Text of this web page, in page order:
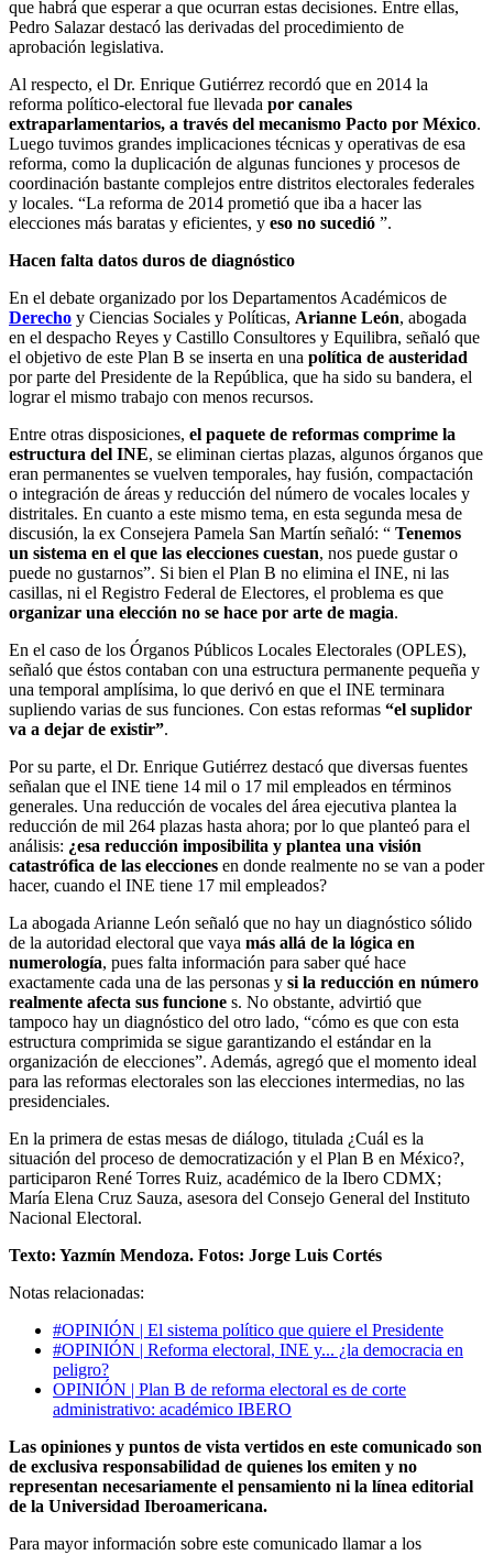
que habrá que esperar a que ocurran estas decisiones. Entre ellas,
Pedro Salazar destacó las derivadas del procedimiento de
aprobación legislativa.
Al respecto, el Dr. Enrique Gutiérrez recordó que en 2014 la
reforma político-electoral fue llevada por canales
extraparlamentarios, a través del mecanismo Pacto por México.
Luego tuvimos grandes implicaciones técnicas y operativas de esa
reforma, como la duplicación de algunas funciones y procesos de
coordinación bastante complejos entre distritos electorales federales
y locales. “La reforma de 2014 prometió que iba a hacer las
elecciones más baratas y eficientes, y eso no sucedió ”.
Hacen falta datos duros de diagnóstico
En el debate organizado por los Departamentos Académicos de
Derecho y Ciencias Sociales y Políticas, Arianne León, abogada
en el despacho Reyes y Castillo Consultores y Equilibra, señaló que
el objetivo de este Plan B se inserta en una política de austeridad
por parte del Presidente de la República, que ha sido su bandera, el
lograr el mismo trabajo con menos recursos.
Entre otras disposiciones, el paquete de reformas comprime la
estructura del INE, se eliminan ciertas plazas, algunos órganos que
eran permanentes se vuelven temporales, hay fusión, compactación
o integración de áreas y reducción del número de vocales locales y
distritales. En cuanto a este mismo tema, en esta segunda mesa de
discusión, la ex Consejera Pamela San Martín señaló: “ Tenemos
un sistema en el que las elecciones cuestan, nos puede gustar o
puede no gustarnos”. Si bien el Plan B no elimina el INE, ni las
casillas, ni el Registro Federal de Electores, el problema es que
organizar una elección no se hace por arte de magia.
En el caso de los Órganos Públicos Locales Electorales (OPLES),
señaló que éstos contaban con una estructura permanente pequeña y
una temporal amplísima, lo que derivó en que el INE terminara
supliendo varias de sus funciones. Con estas reformas “el suplidor
va a dejar de existir”.
Por su parte, el Dr. Enrique Gutiérrez destacó que diversas fuentes
señalan que el INE tiene 14 mil o 17 mil empleados en términos
generales. Una reducción de vocales del área ejecutiva plantea la
reducción de mil 264 plazas hasta ahora; por lo que planteó para el
análisis: ¿esa reducción imposibilita y plantea una visión
catastrófica de las elecciones en donde realmente no se van a poder
hacer, cuando el INE tiene 17 mil empleados?
La abogada Arianne León señaló que no hay un diagnóstico sólido
de la autoridad electoral que vaya más allá de la lógica en
numerología, pues falta información para saber qué hace
exactamente cada una de las personas y si la reducción en número
realmente afecta sus funcione s. No obstante, advirtió que
tampoco hay un diagnóstico del otro lado, “cómo es que con esta
estructura comprimida se sigue garantizando el estándar en la
organización de elecciones”. Además, agregó que el momento ideal
para las reformas electorales son las elecciones intermedias, no las
presidenciales.
En la primera de estas mesas de diálogo, titulada ¿Cuál es la
situación del proceso de democratización y el Plan B en México?,
participaron René Torres Ruiz, académico de la Ibero CDMX;
María Elena Cruz Sauza, asesora del Consejo General del Instituto
Nacional Electoral.
Texto: Yazmín Mendoza. Fotos: Jorge Luis Cortés
Notas relacionadas:
#OPINIÓN | El sistema político que quiere el Presidente
#OPINIÓN | Reforma electoral, INE y... ¿la democracia en
peligro?
OPINIÓN | Plan B de reforma electoral es de corte
administrativo: académico IBERO
Las opiniones y puntos de vista vertidos en este comunicado son
de exclusiva responsabilidad de quienes los emiten y no
representan necesariamente el pensamiento ni la línea editorial
de la Universidad Iberoamericana.
Para mayor información sobre este comunicado llamar a los